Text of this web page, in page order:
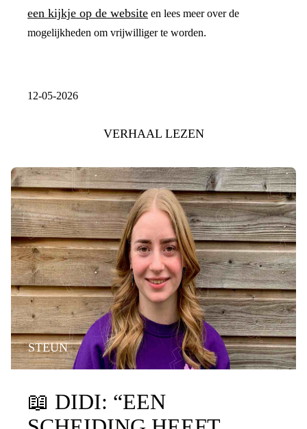
een kijkje op de website en lees meer over de
mogelijkheden om vrijwilliger te worden.
12-05-2026
VERHAAL LEZEN
STEUN
📖 DIDI: “EEN